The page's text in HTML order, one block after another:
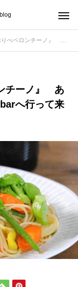
先日久しぶりにnoa Foodbarへ行って来た。
チーノ』 あ
へ行って来